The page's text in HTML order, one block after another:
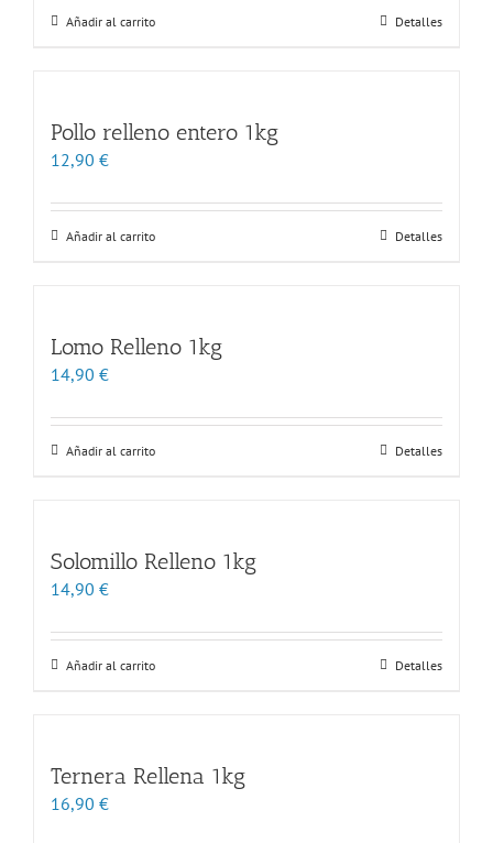
Añadir al carrito Detalles
Pollo relleno entero 1kg
12,90 €
Añadir al carrito Detalles
Lomo Relleno 1kg
14,90 €
Añadir al carrito Detalles
Solomillo Relleno 1kg
14,90 €
Añadir al carrito Detalles
Ternera Rellena 1kg
16,90 €